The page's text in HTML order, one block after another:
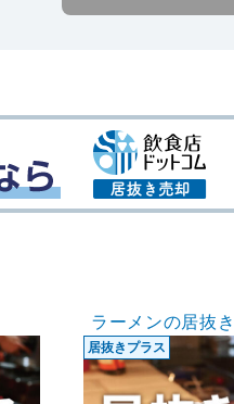
ラーメンの居抜
居抜きプラス